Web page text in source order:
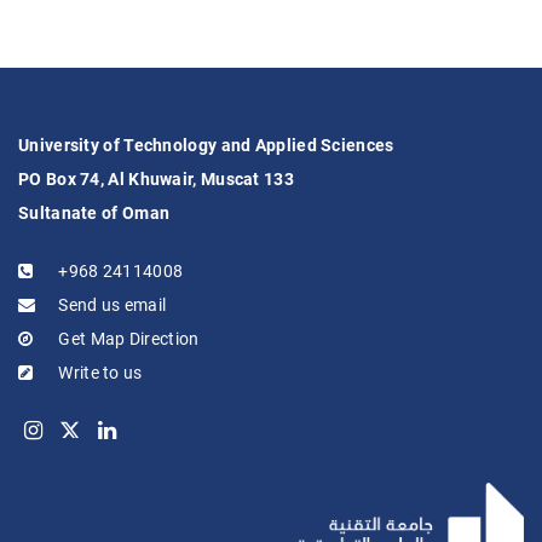
University of Technology and Applied Sciences
PO Box 74, Al Khuwair, Muscat 133
Sultanate of Oman
+968 24114008
Send us email
Get Map Direction
Write to us